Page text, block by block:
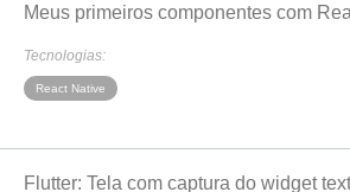
Meus primeiros componentes com
Tecnologias:
React Native
Flutter: Tela com captura do widget